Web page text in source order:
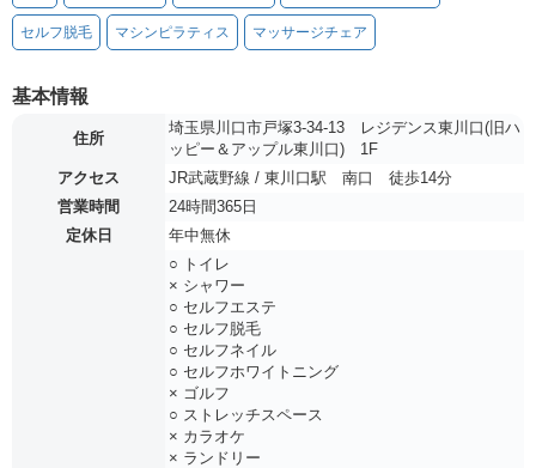
セルフ脱毛 マシンピラティス マッサージチェア
基本情報
住所
埼玉県川口市戸塚3-34-13 レジデンス東川口(旧ハ
ッピー＆アップル東川口) 1F
アクセス
JR武蔵野線 / 東川口駅 南口 徒歩14分
営業時間
24時間365日
定休日
年中無休
○ トイレ
× シャワー
○ セルフエステ
○ セルフ脱毛
○ セルフネイル
○ セルフホワイトニング
× ゴルフ
○ ストレッチスペース
× カラオケ
× ランドリー